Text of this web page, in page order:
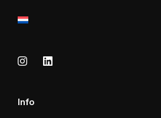
Info